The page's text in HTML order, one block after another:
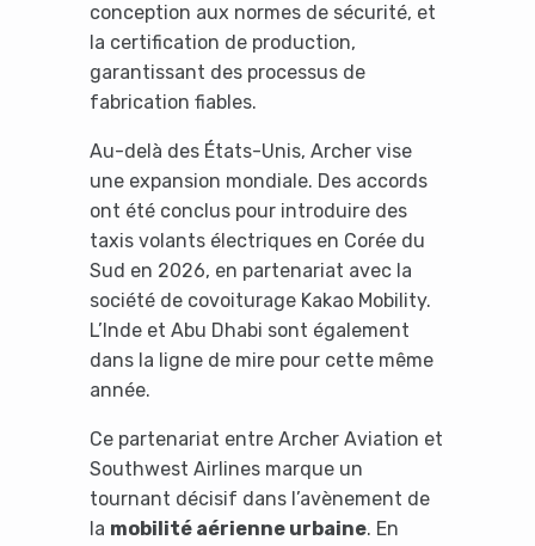
conception aux normes de sécurité, et
la certification de production,
garantissant des processus de
fabrication fiables.
Au-delà des États-Unis, Archer vise
une expansion mondiale. Des accords
ont été conclus pour introduire des
taxis volants électriques en Corée du
Sud en 2026, en partenariat avec la
société de covoiturage Kakao Mobility.
L’Inde et Abu Dhabi sont également
dans la ligne de mire pour cette même
année.
Ce partenariat entre Archer Aviation et
Southwest Airlines marque un
tournant décisif dans l’avènement de
la mobilité aérienne urbaine. En